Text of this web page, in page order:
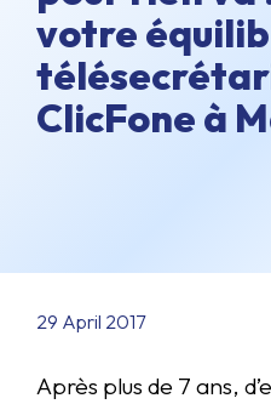
votre
ClicFone à
29 April 2017
Après plus de 7 ans,